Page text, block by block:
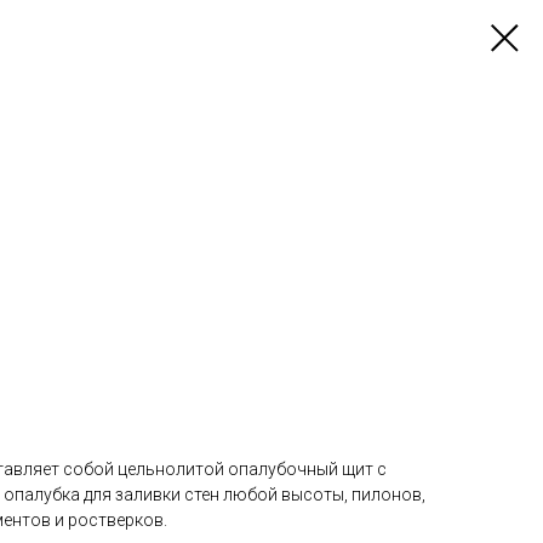
собой цельнолитой опалубочный щит с
для заливки стен любой высоты, пилонов,
и ростверков.